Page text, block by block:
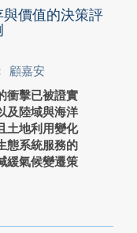
價值的決策評
顧嘉安
衝擊已被證實
及陸域與海洋
土地利用變化
態系統服務的
緩氣候變遷策